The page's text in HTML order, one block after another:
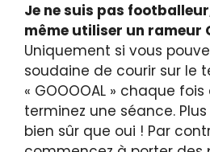
Je ne suis pas
même utiliser un rameur
Uniquement si vous
soudaine de courir sur le
« GOOOOAL » chaque
terminez une séance.
bien sûr que oui ! Par